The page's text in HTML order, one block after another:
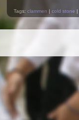
Tags: clammen | cold stone |